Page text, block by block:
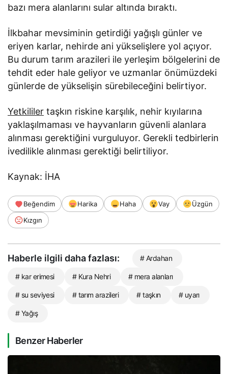
bazı mera alanlarını sular altında bıraktı.
İlkbahar mevsiminin getirdiği yağışlı günler ve
eriyen karlar, nehirde ani yükselişlere yol açıyor.
Bu durum tarım arazileri ile yerleşim bölgelerini de
tehdit eder hale geliyor ve uzmanlar önümüzdeki
günlerde de yükselişin sürebileceğini belirtiyor.
Yetkililer taşkın riskine karşılık, nehir kıyılarına
yaklaşılmaması ve hayvanların güvenli alanlara
alınması gerektiğini vurguluyor. Gerekli tedbirlerin
ivedilikle alınması gerektiği belirtiliyor.
Kaynak: İHA
Beğendim Harika Haha Vay
Üzgün
Kızgın
Haberle ilgili daha fazlası: # Ardahan
# kar erimesi # Kura Nehri # mera alanları
# su seviyesi # tarım arazileri # taşkın # uyarı
# Yağış
Benzer Haberler